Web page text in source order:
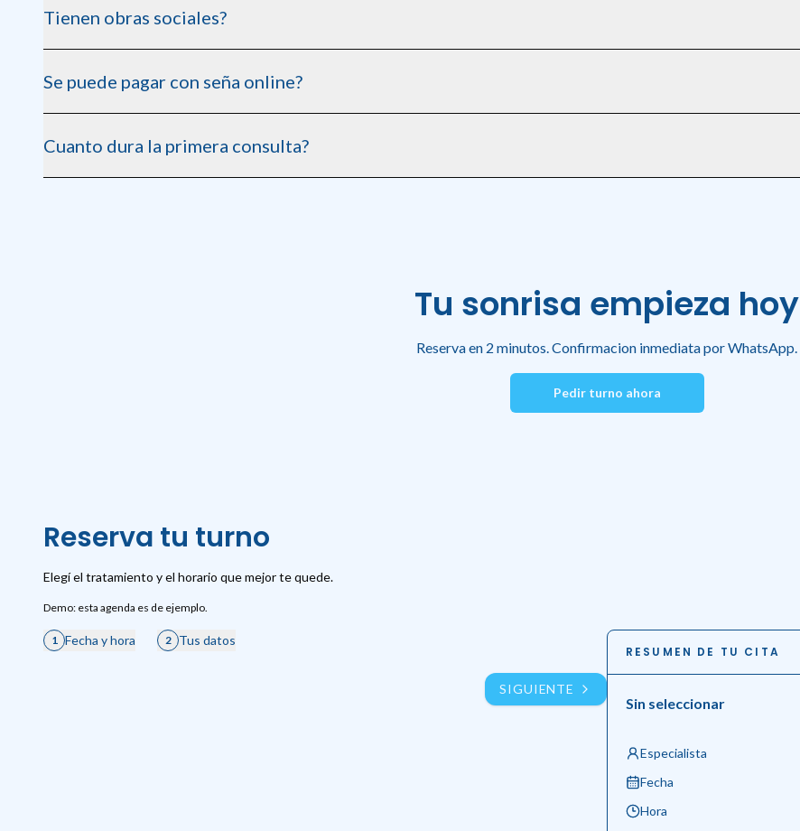
Tienen obras sociales?
Se puede pagar con seña online?
Cuanto dura la primera consulta?
Tu sonrisa empieza hoy
Reserva en 2 minutos. Confirmacion inmediata por WhatsApp.
Pedir turno ahora
Reserva tu turno
Elegí el tratamiento y el horario que mejor te quede.
Demo: esta agenda es de ejemplo.
1 Fecha y hora 2 Tus datos
SIGUIENTE
RESUMEN DE TU CITA
Sin seleccionar
Especialista
Fecha
Hora